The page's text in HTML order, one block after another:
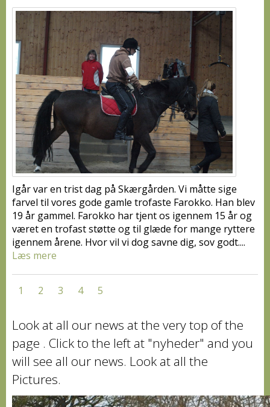
Igår var en trist dag på Skærgården. Vi måtte sige
farvel til vores gode gamle trofaste Farokko. Han blev
19 år gammel. Farokko har tjent os igennem 15 år og
været en trofast støtte og til glæde for mange ryttere
igennem årene. Hvor vil vi dog savne dig, sov godt....
Læs mere
1 2 3 4 5
Look at all our news at the very top of the
page . Click to the left at "nyheder" and you
will see all our news. Look at all the
Pictures.